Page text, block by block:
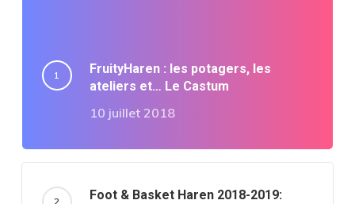
FruityHaren : les potagers, les
ateliers et… Le Castum
10 juillet 2018
Foot & Basket Haren 2018-2019: